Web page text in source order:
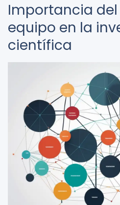
Importancia
equipo en la
científica